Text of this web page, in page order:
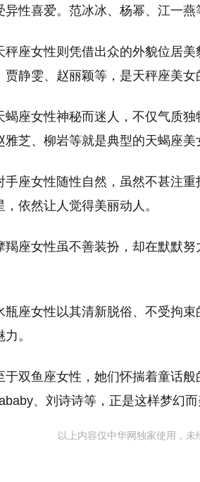
异性喜爱。范冰冰、杨幂、江一燕
秤座女性则凭借出众的外貌位居
贾静雯、赵丽颖等，是天秤座美女
蝎座女性神秘而迷人，不仅气质
雅芝、柳岩等就是典型的天蝎座美
手座女性随性自然，虽然不甚注
，依然让人觉得美丽动人。
羯座女性虽不善装扮，却在默默
瓶座女性以其清新脱俗、不受拘
。
于双鱼座女性，她们怀揣着童话
、刘诗诗等，正是这样梦幻而
以上内容仅中华网独家使用，未